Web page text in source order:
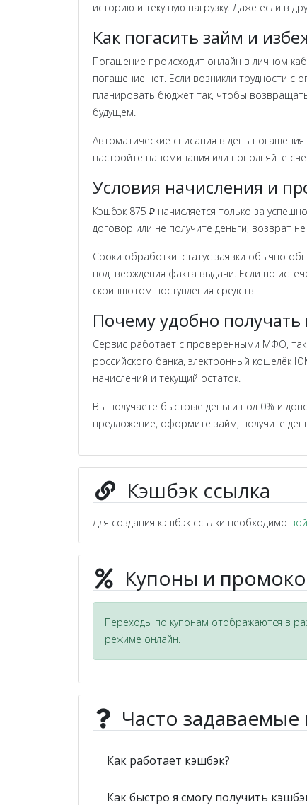
историю и текущую нагрузку. Даже если в
Как погасить займ и
Погашение происходит онлайн в личном
погашение нет. Если возникли трудности с
планировать бюджет так, чтобы
будущем.
Автоматические списания в день
настройте напоминания или пополняйте
Условия начисления и
Кэшбэк 875 ₽ начисляется только за
договор или не получите деньги, возврат
Сроки обработки: статус заявки обычно
подтверждения факта выдачи. Если по
скриншотом поступления средств.
Почему удобно получать
Сервис работает с проверенными МФО, так
российского банка, электронный кошелёк
начислений и текущий остаток.
Вы получаете быстрые деньги под 0% и
предложение, оформите займ, получите
Кэшбэк ссылка
Для создания кэшбэк ссылки необходимо
Купоны и
Переходы по купонам отображаются в
режиме онлайн.
Часто
Как работает кэшбэк?
Как быстро я смогу получить